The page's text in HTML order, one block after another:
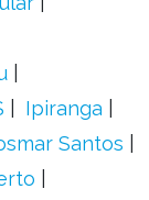
Ipiranga
Santos